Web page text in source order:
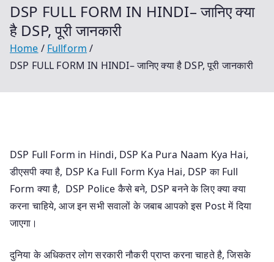
DSP FULL FORM IN HINDI– जानिए क्या
है DSP, पूरी जानकारी
Home
Fullform
DSP FULL FORM IN HINDI– जानिए क्या है DSP, पूरी जानकारी
DSP Full Form in Hindi, DSP Ka Pura Naam Kya Hai,
डीएसपी क्या है, DSP Ka Full Form Kya Hai, DSP का Full
Form क्या है, DSP Police कैसे बने, DSP बनने के लिए क्या क्या
करना चाहिये, आज इन सभी सवालों के जबाब आपको इस Post में दिया
जाएगा।
दुनिया के अधिकतर लोग सरकारी नौकरी प्राप्त करना चाहते है, जिसके